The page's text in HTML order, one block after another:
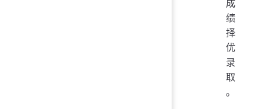
成
绩
择
优
录
取
。